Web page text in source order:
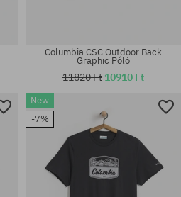
Elérhető méretek:
M; L; XL
Columbia CSC Outdoor Back
Graphic Póló
11820 Ft 10910 Ft
New
-7%